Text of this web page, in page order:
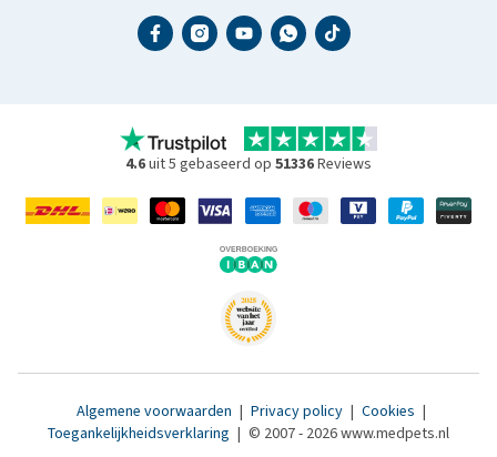
4.6uit 5 gebaseerd op 51336Reviews
Algemene voorwaarden | Privacy policy | Cookies |
Toegankelijkheidsverklaring | © 2007 - 2026 www.medpets.nl